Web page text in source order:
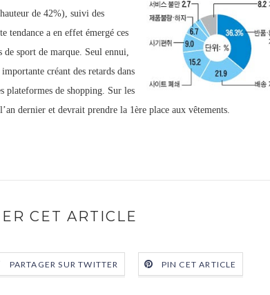
de 42%), suivi des
tendance a en effet émergé ces
de sport de marque. Seul ennui,
créant des retards dans
plateformes de shopping. Sur les
dernier et devrait prendre la 1ère place aux vêtements.
CET ARTICLE
PARTAGER SUR TWITTER PIN CET ARTICLE